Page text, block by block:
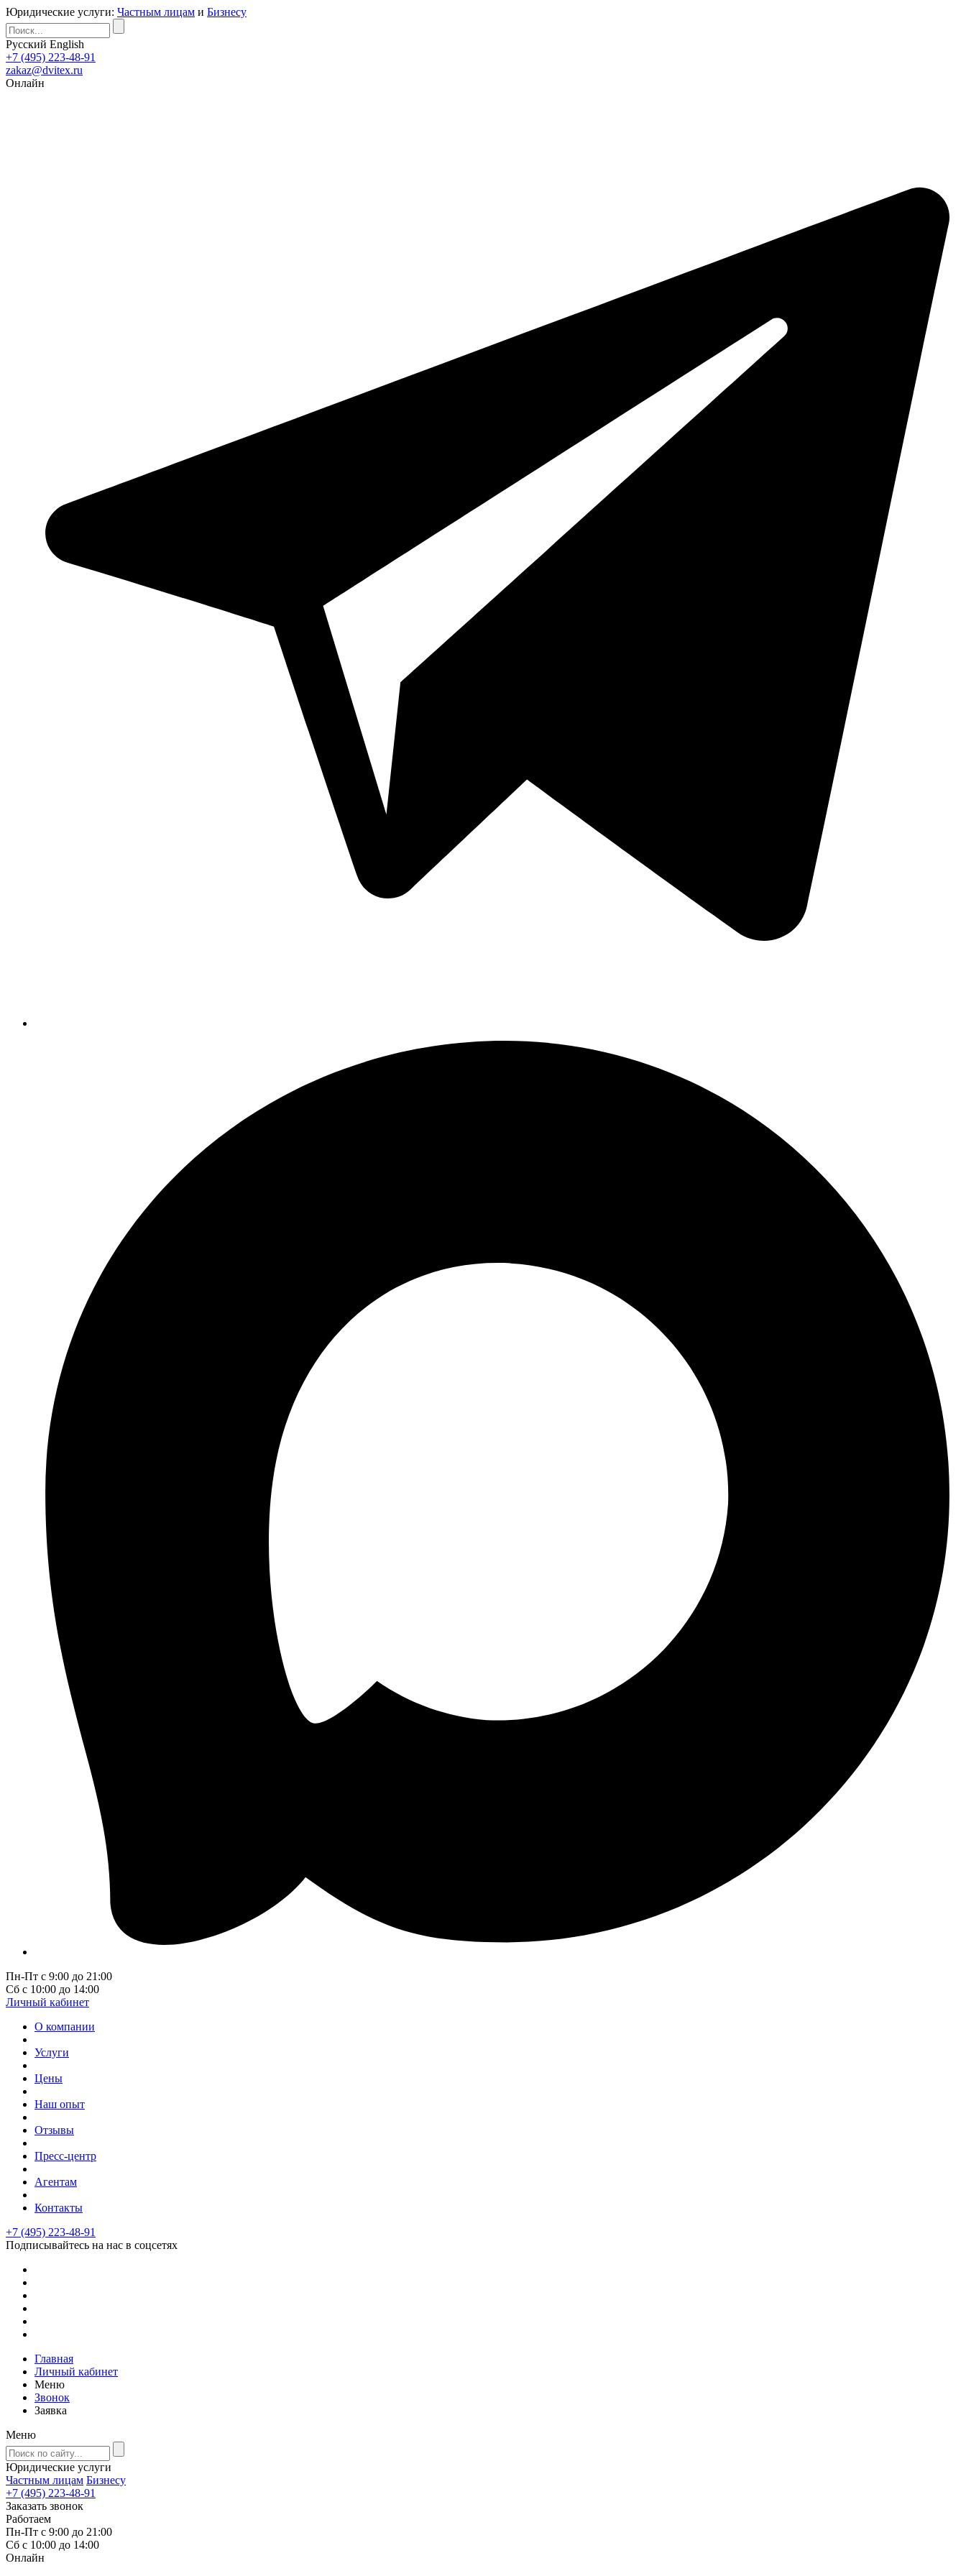
Юридические услуги: Частным лицам и Бизнесу
Русский English
+7 (495) 223-48-91
zakaz@dvitex.ru
Онлайн
Пн-Пт с 9:00 до 21:00
Сб с 10:00 до 14:00
Личный кабинет
О компании
Услуги
Цены
Наш опыт
Отзывы
Пресс-центр
Агентам
Контакты
+7 (495) 223-48-91
Подписывайтесь на нас в соцсетях
Главная
Личный кабинет
Меню
Звонок
Заявка
Меню
Юридические услуги
Частным лицам Бизнесу
+7 (495) 223-48-91
Заказать звонок
Работаем
Пн-Пт с 9:00 до 21:00
Сб с 10:00 до 14:00
Онлайн